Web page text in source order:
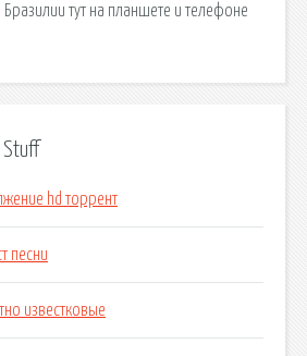
тут на планшете и телефоне
Stuff
hd торрент
песни
известковые